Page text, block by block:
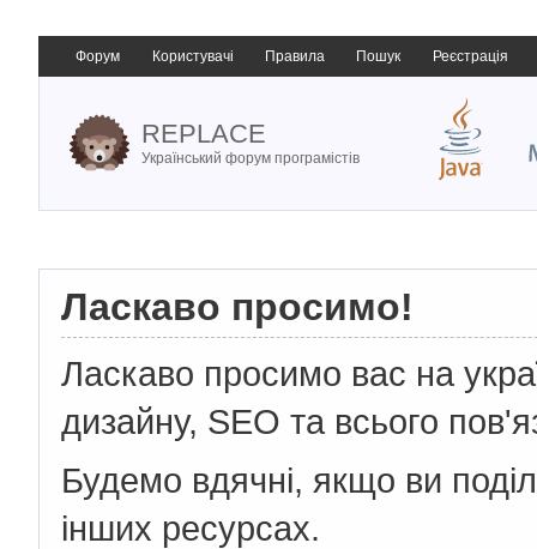
Форум Користувачі Правила Пошук Реєстрація
REPLACE
Український форум програмістів
Ласкаво просимо!
Ласкаво просимо вас на
дизайну, SEO та всього
Будемо вдячні, якщо ви
інших ресурсах.